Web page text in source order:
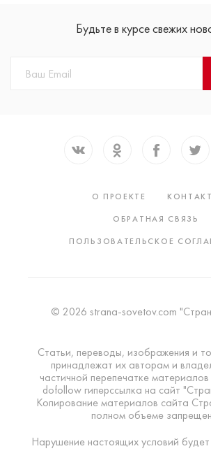
Будьте в курсе свежих
О ПРОЕКТЕ
ОБРАТНАЯ СВЯЗЬ
ПОЛЬЗОВАТЕЛЬСКОЕ
© 2026 strana-sovetov.com
Статьи, переводы, изображения и
принадлежат их авторам и
частичной перепечатке
dofollow гиперссылка на сайт
Копирование материалов сайта
полном объеме
Нарушение настоящих условий будет